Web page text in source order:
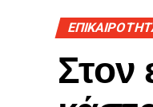
Στον